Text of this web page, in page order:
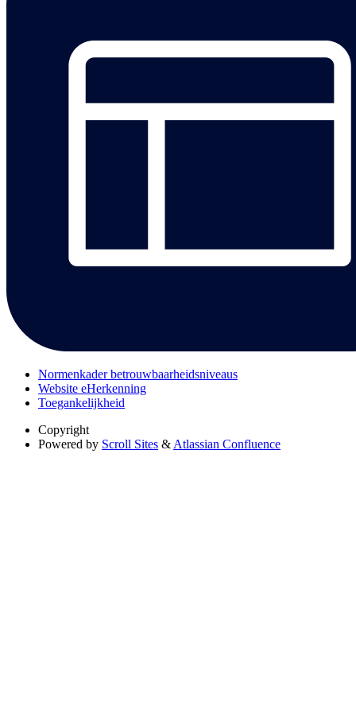
Normenkader betrouwbaarheidsniveaus
Website eHerkenning
Toegankelijkheid
Copyright
Powered by Scroll Sites & Atlassian Confluence